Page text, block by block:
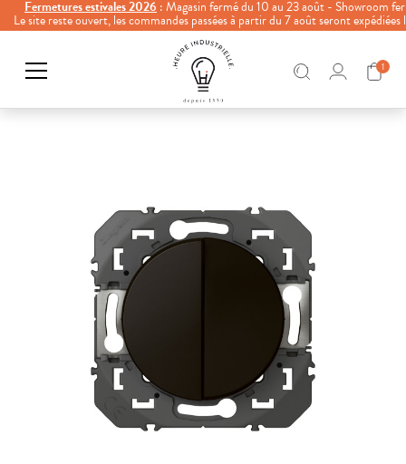
Fermetures estivales 2026 : Magasin fermé du 10 au 23 août - Showroom
Le site reste ouvert, les commandes passées à partir du 7 août seront
1